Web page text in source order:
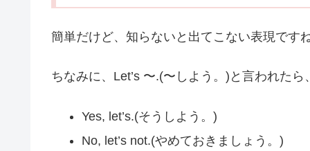
簡単だけど、知らないと出てこない表現ですね
ちなみに、Let’s 〜.(〜しよう。)と言われたら、
Yes, let’s.(そうしよう。)
No, let’s not.(やめておきましょう。)